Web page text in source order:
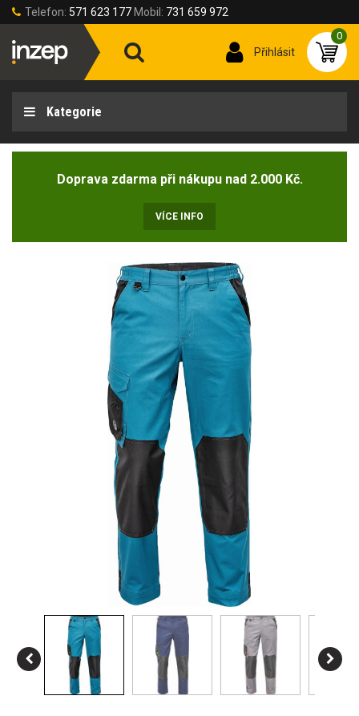
Telefon: 571 623 177 Mobil: 731 659 972
Přihlásit
0
Kategorie
Doprava zdarma při nákupu nad 2.000 Kč.
VÍCE INFO